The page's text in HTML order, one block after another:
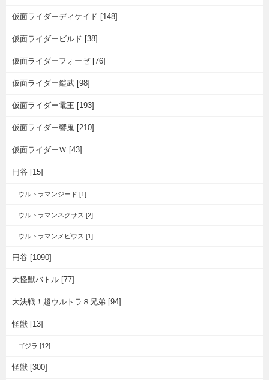
仮面ライダーディケイド [148]
仮面ライダービルド [38]
仮面ライダーフォーゼ [76]
仮面ライダー鎧武 [98]
仮面ライダー電王 [193]
仮面ライダー響鬼 [210]
仮面ライダーＷ [43]
円谷 [15]
ウルトラマンジード [1]
ウルトラマンネクサス [2]
ウルトラマンメビウス [1]
円谷 [1090]
大怪獣バトル [77]
大決戦！超ウルトラ８兄弟 [94]
怪獣 [13]
ゴジラ [12]
怪獣 [300]